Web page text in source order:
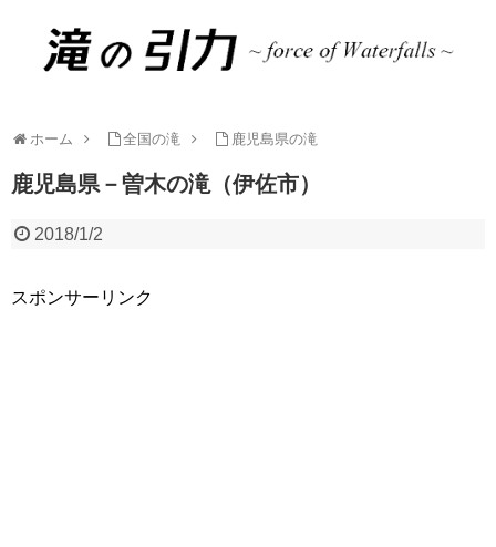
ホーム 全国の滝 鹿児島県の滝
鹿児島県－曽木の滝（伊佐市）
2018/1/2
スポンサーリンク